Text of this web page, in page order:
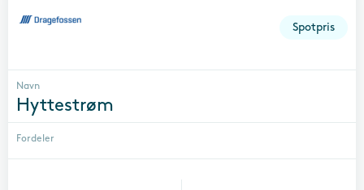
Spotpris
Navn
Hyttestrøm
Fordeler